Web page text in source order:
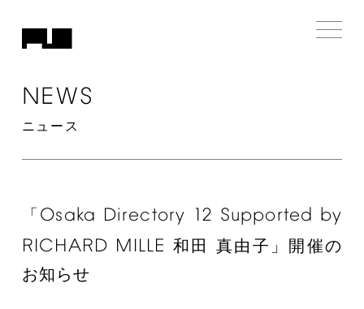
NEWS
ニュース
「 Osaka Directory 12 Supported by
RICHARD MILLE 和田 真由子」開催の
お知らせ